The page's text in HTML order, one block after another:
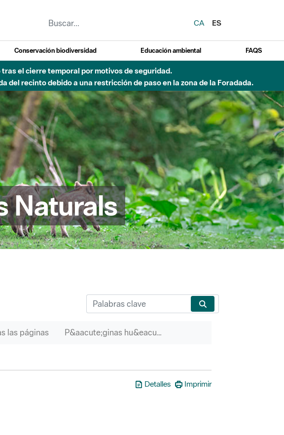
CA
ES
Conservación biodiversidad Educación ambiental FAQS
el cierre temporal por motivos de seguridad.
del recinto debido a una restricción de paso en la zona de la Foradada.
Naturals
las páginas P&aacute;ginas hu&eacute;rfanas
Detalles Imprimir